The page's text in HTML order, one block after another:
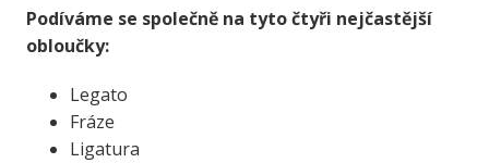
Podíváme se společně na tyto čtyři nejčastější
obloučky:
Legato
Fráze
Ligatura